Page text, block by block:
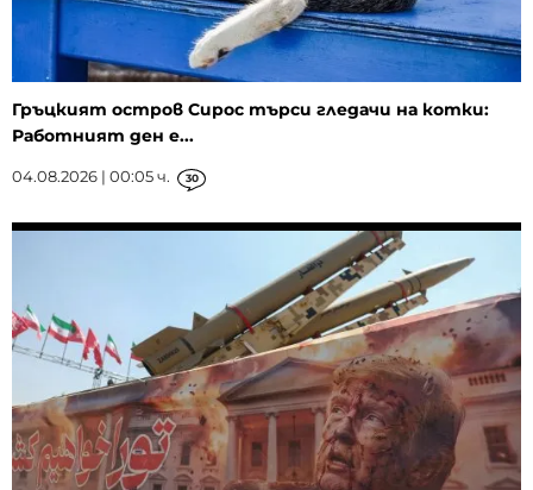
Гръцкият остров Сирос търси гледачи на котки:
Работният ден е...
04.08.2026 | 00:05 ч. 30